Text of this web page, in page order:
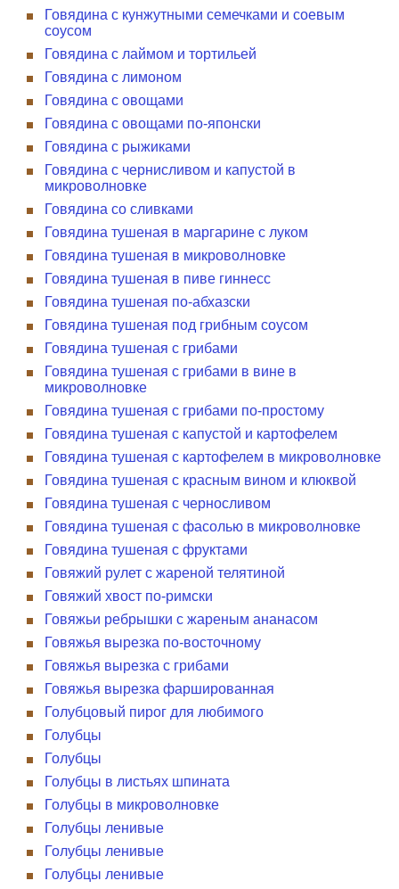
Говядина с кунжутными семечками и соевым
соусом
Говядина с лаймом и тортильей
Говядина с лимоном
Говядина с овощами
Говядина с овощами по-японски
Говядина с рыжиками
Говядина с чернисливом и капустой в
микроволновке
Говядина со сливками
Говядина тушеная в маргарине с луком
Говядина тушеная в микроволновке
Говядина тушеная в пиве гиннесс
Говядина тушеная по-абхазски
Говядина тушеная под грибным соусом
Говядина тушеная с грибами
Говядина тушеная с грибами в вине в
микроволновке
Говядина тушеная с грибами по-простому
Говядина тушеная с капустой и картофелем
Говядина тушеная с картофелем в микроволновке
Говядина тушеная с красным вином и клюквой
Говядина тушеная с черносливом
Говядина тушеная с фасолью в микроволновке
Говядина тушеная с фруктами
Говяжий рулет с жареной телятиной
Говяжий хвост по-римски
Говяжьи ребрышки с жареным ананасом
Говяжья вырезка по-восточному
Говяжья вырезка с грибами
Говяжья вырезка фаршированная
Голубцовый пирог для любимого
Голубцы
Голубцы
Голубцы в листьях шпината
Голубцы в микроволновке
Голубцы ленивые
Голубцы ленивые
Голубцы ленивые